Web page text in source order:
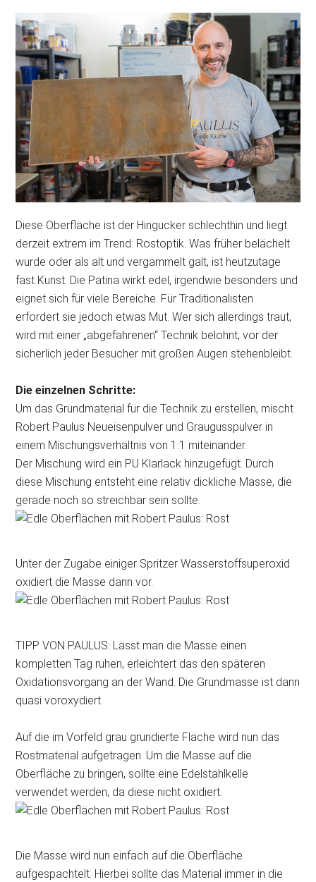
Diese Oberfläche ist der Hingucker schlechthin und liegt
derzeit extrem im Trend: Rostoptik. Was früher belächelt
wurde oder als alt und vergammelt galt, ist heutzutage
fast Kunst. Die Patina wirkt edel, irgendwie besonders und
eignet sich für viele Bereiche. Für Traditionalisten
erfordert sie jedoch etwas Mut. Wer sich allerdings traut,
wird mit einer „abgefahrenen“ Technik belohnt, vor der
sicherlich jeder Besucher mit großen Augen stehenbleibt.
Die einzelnen Schritte:
Um das Grundmaterial für die Technik zu erstellen, mischt
Robert Paulus Neueisenpulver und Graugusspulver in
einem Mischungsverhältnis von 1:1 miteinander.
Der Mischung wird ein PU Klarlack hinzugefügt. Durch
diese Mischung entsteht eine relativ dickliche Masse, die
gerade noch so streichbar sein sollte.
Unter der Zugabe einiger Spritzer Wasserstoffsuperoxid
oxidiert die Masse dann vor.
TIPP VON PAULUS: Lässt man die Masse einen
kompletten Tag ruhen, erleichtert das den späteren
Oxidationsvorgang an der Wand. Die Grundmasse ist dann
quasi voroxydiert.
Auf die im Vorfeld grau grundierte Fläche wird nun das
Rostmaterial aufgetragen. Um die Masse auf die
Oberfläche zu bringen, sollte eine Edelstahlkelle
verwendet werden, da diese nicht oxidiert.
Die Masse wird nun einfach auf die Oberfläche
aufgespachtelt. Hierbei sollte das Material immer in die